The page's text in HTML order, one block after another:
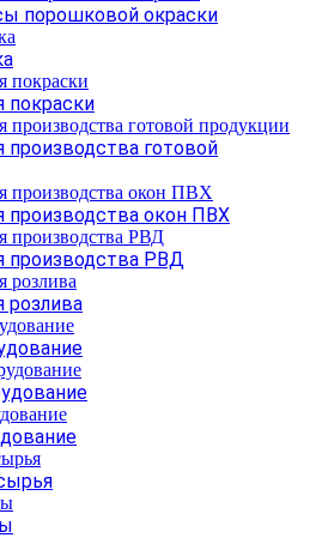
порошковой окраски
покраски
производства готовой
производства окон ПВХ
производства РВД
розлива